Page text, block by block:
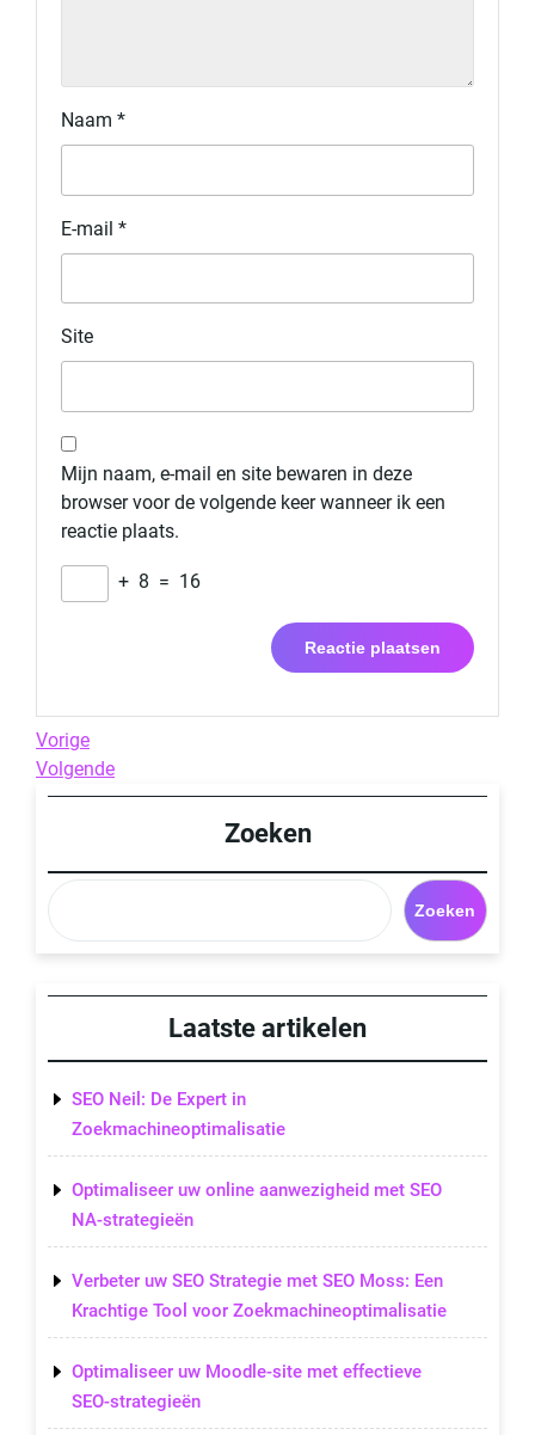
Naam *
E-mail *
Site
Mijn naam, e-mail en site bewaren in deze
browser voor de volgende keer wanneer ik een
reactie plaats.
+ 8 = 16
Berichtnavigatie
Previous
Post
Vorige
Next
Post
Volgende
Zoeken
Zoeken
Laatste artikelen
SEO Neil: De Expert in
Zoekmachineoptimalisatie
Optimaliseer uw online aanwezigheid met SEO
NA-strategieën
Verbeter uw SEO Strategie met SEO Moss: Een
Krachtige Tool voor Zoekmachineoptimalisatie
Optimaliseer uw Moodle-site met effectieve
SEO-strategieën